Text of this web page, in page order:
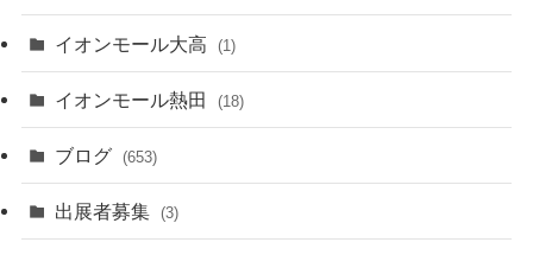
イオンモール大高 (1)
イオンモール熱田 (18)
ブログ (653)
出展者募集 (3)